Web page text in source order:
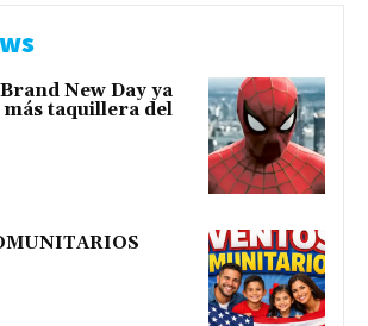
New Day ya
más taquillera del